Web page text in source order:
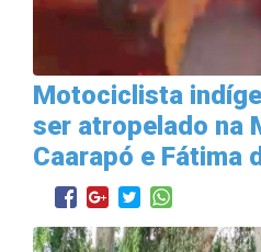
Motociclista
ser atropelado na
Caarapó e Fátima